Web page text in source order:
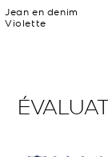
Jean en denim
Violette